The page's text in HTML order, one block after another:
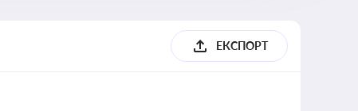
ЕКСПОРТ